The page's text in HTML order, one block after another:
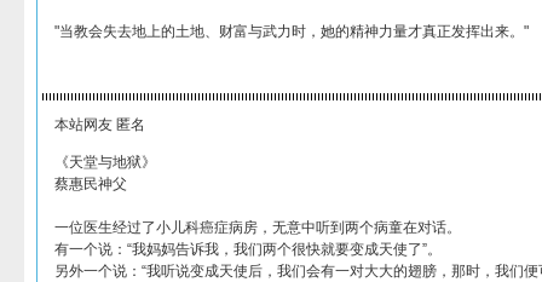
"当教会失去地上的土地、财富与武力时，她的精神力量才真正发挥出来。"
本站网友 匿名
《天堂与地狱》
蔡惠民神父
一位医生经过了小儿科癌症病房，无意中听到两个病童在对话。
有一个说：“我妈妈告诉我，我们两个很快就要变成天使了”。
另外一个说：“我听说变成天使后，我们会有一对大大的翅膀，那时，我们便